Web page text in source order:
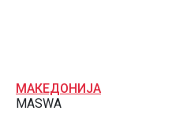
МАКЕДОНИЈА
MASWA